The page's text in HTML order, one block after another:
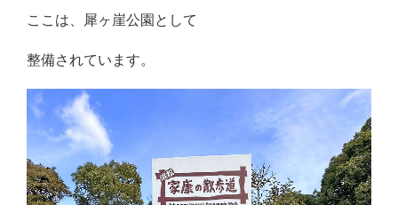
ここは、犀ヶ崖公園として
整備されています。